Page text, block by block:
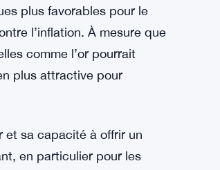
que le Bitcoin gagne
contre l’inflation, surtout
en comparaison.
fédérale des États-Unis —
plus favorables pour le